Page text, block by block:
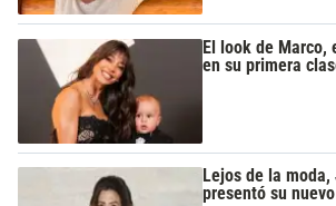
El look de Marco,
en su primera
Lejos de la
presentó su